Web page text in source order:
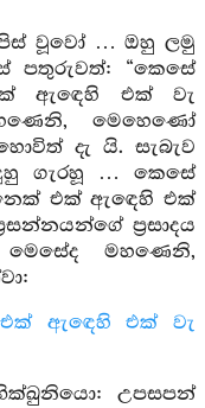
වූවෝ … ඔහු ලමු
පතුරුවත්: “කෙසේ
ඇඳෙහි එක් වැ
මෙහෙණෝ
දැ යි. සැබැව
ගැරහූ … කෙසේ
එක් ඇඳෙහි එක්
ප්‍රසාදය
මහණෙනි,
ඇඳෙහි එක් වැ
උපසපන්